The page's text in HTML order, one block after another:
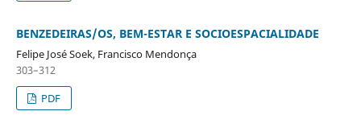
BENZEDEIRAS/OS, BEM-ESTAR E SOCIOESPACIALIDADE
Felipe José Soek, Francisco Mendonça
303–312
PDF